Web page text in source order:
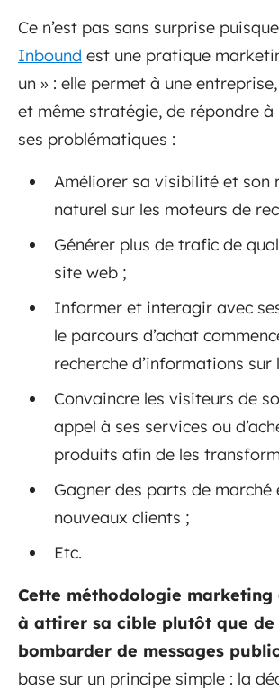
Ce n’est pas sans surprise
Inbound est une pratique
un » : elle permet à une
et même stratégie, de répondre à
ses problématiques :
Améliorer sa visibilité et son
naturel sur les moteurs de
Générer plus de trafic de
site web ;
Informer et interagir avec
le parcours d’achat
recherche d’informations sur
Convaincre les visiteurs de
appel à ses services ou
produits afin de les
Gagner des parts de marché
nouveaux clients ;
Etc.
Cette méthodologie marketing
à attirer sa cible plutôt que de
bombarder de messages
base sur un principe simple : la